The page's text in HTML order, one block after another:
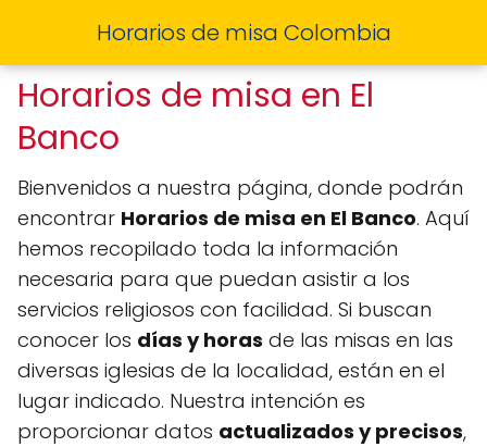
Horarios de misa Colombia
Horarios de misa en El
Banco
Bienvenidos a nuestra página, donde podrán
encontrar Horarios de misa en El Banco. Aquí
hemos recopilado toda la información
necesaria para que puedan asistir a los
servicios religiosos con facilidad. Si buscan
conocer los días y horas de las misas en las
diversas iglesias de la localidad, están en el
lugar indicado. Nuestra intención es
proporcionar datos actualizados y precisos,